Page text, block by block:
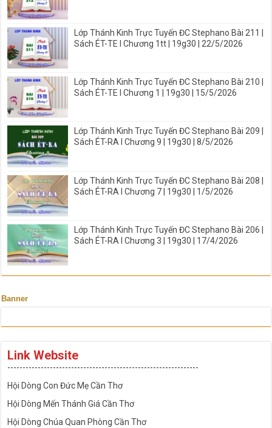
Lớp Thánh Kinh Trực Tuyến ĐC Stephano Bài 211 |
Sách ÉT-TE I Chương 1tt | 19g30 | 22/5/2026
Lớp Thánh Kinh Trực Tuyến ĐC Stephano Bài 210 |
Sách ÉT-TE I Chương 1 | 19g30 | 15/5/2026
Lớp Thánh Kinh Trực Tuyến ĐC Stephano Bài 209 |
Sách ÉT-RA I Chương 9 | 19g30 | 8/5/2026
Lớp Thánh Kinh Trực Tuyến ĐC Stephano Bài 208 |
Sách ÉT-RA I Chương 7 | 19g30 | 1/5/2026
Lớp Thánh Kinh Trực Tuyến ĐC Stephano Bài 206 |
Sách ÉT-RA I Chương 3 | 19g30 | 17/4/2026
Banner
Link Website
---------------------------------------------------------------
Hội Dòng Con Đức Mẹ Cần Thơ
Hội Dòng Mến Thánh Giá Cần Thơ
Hội Dòng Chúa Quan Phòng Cần Thơ